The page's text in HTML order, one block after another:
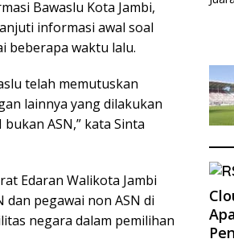
Bawaslu Kota Jambi,
informasi awal soal
beberapa waktu lalu.
telah memutuskan
lainnya yang dilakukan
ASN,” kata Sinta
Edaran Walikota Jambi
dan pegawai non ASN di
negara dalam pemilihan